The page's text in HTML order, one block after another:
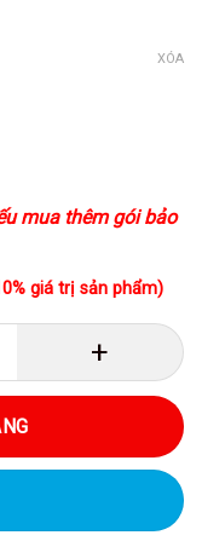
XÓA
mua thêm gói bảo
giá trị sản phẩm)
- Cáp sạc nhanh